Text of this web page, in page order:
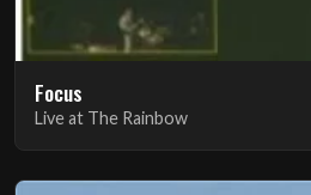
Focus
Live at The Rainbow